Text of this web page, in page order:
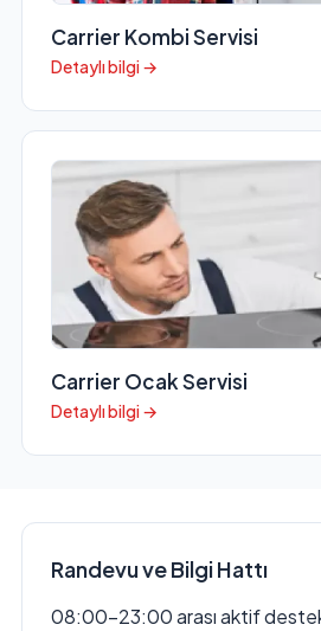
Carrier Kombi Servisi
Detaylı bilgi →
Carrier Ocak Servisi
Detaylı bilgi →
Randevu ve Bilgi Hattı
08:00–23:00 arası aktif